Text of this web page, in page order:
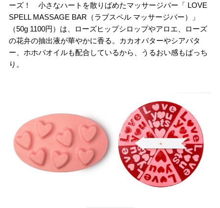
ーズ！ 小さなハートを散りばめたマッサージバー「 LOVE
SPELL MASSAGE BAR（ラブスペル マッサージバー）」
（50g 1100円）は、ローズヒップシロップやアロエ、ローズ
の花弁の抽出液が華やかに香る。カカオバターやシアバタ
ー、ホホバオイルも配合しているから、うるおい感もばっち
り。